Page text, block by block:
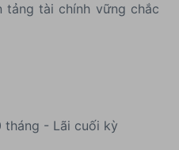
tảng tài chính vững chắc
tháng - Lãi cuối kỳ